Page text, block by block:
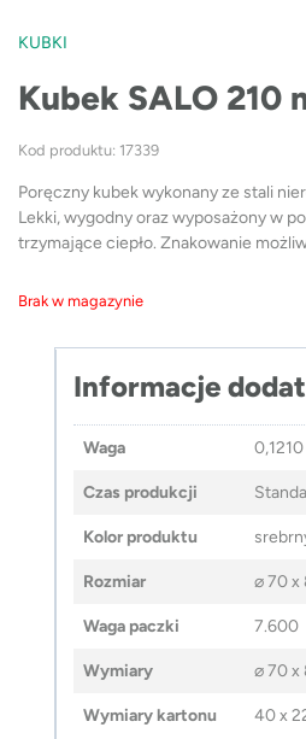
KUBKI
Kubek SALO 210
Kod produktu: 17339
Poręczny kubek wykonany ze stali
Lekki, wygodny oraz wyposażony w
trzymające ciepło. Znakowanie
Brak w magazynie
Informacje
Waga
Czas produkcji
Kolor produktu
Rozmiar ⌀ 70 x
Waga paczki 7.600
Wymiary ⌀ 70 x
Wymiary kartonu 40 x